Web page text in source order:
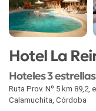
Hotel La
Hoteles 3 estrellas
Ruta Prov. Nº 5 km
Calamuchita Córdoba